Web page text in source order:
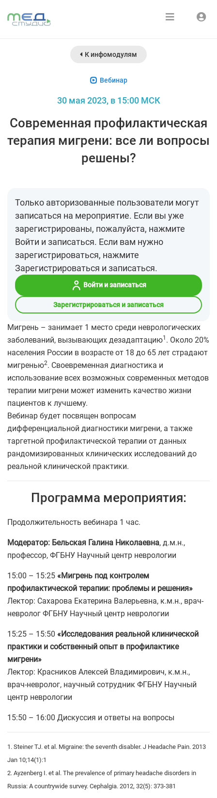
Курсы
Медиатека
Зарегистрироваться
К инфомодулям
Вебинар
30 мая 2023, в 15:00 МСК
Современная профилактическая
терапия мигрени: все ли вопросы
решены?
Только авторизованные пользователи могут
записаться на мероприятие. Если вы уже
зарегистрированы, пожалуйста, нажмите
Войти и записаться. Если вам нужно
зарегистрироваться, нажмите
Зарегистрироваться и записаться.
Войти и записаться
Зарегистрироваться и записаться
Мигрень – занимает 1 место среди неврологических
заболеваний, вызывающих дезадаптацию1 . Около 20%
населения России в возрасте от 18 до 65 лет страдают
мигренью2. Своевременная диагностика и
использование всех возможных современных методов
терапии мигрени может изменить качество жизни
пациентов к лучшему.
Вебинар будет посвящен вопросам
дифференциальной диагностики мигрени, а также
таргетной профилактической терапии от данных
рандомизированных клинических исследований до
реальной клинической практики.
Программа мероприятия:
Продолжительность вебинара 1 час.
Модератор: Бельская Галина Николаевна, д.м.н.,
профессор, ФГБНУ Научный центр неврологии
15:00 – 15:25 «Мигрень под контролем
профилактической терапии: проблемы и решения»
Лектор: Сахарова Екатерина Валерьевна, к.м.н., врач-
невролог ФГБНУ Научный центр неврологии
15:25 – 15:50 «Исследования реальной клинической
практики и собственный опыт в профилактике
мигрени»
Лектор: Красников Алексей Владимирович, к.м.н.,
врач-невролог, научный сотрудник ФГБНУ Научный
центр неврологии
15:50 – 16:00 Дискуссия и ответы на вопросы
1. Steiner TJ. et al. Migraine: the seventh disabler. J Headache Pain. 2013
Jan 10;14(1):1
2. Ayzenberg I. et al. The prevalence of primary headache disorders in
Russia: A countrywide survey. Cephalgia. 2012, 32(5): 373-381